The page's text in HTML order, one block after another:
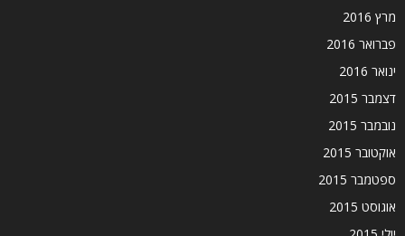
מרץ 2016
פברואר 2016
ינואר 2016
דצמבר 2015
נובמבר 2015
אוקטובר 2015
ספטמבר 2015
אוגוסט 2015